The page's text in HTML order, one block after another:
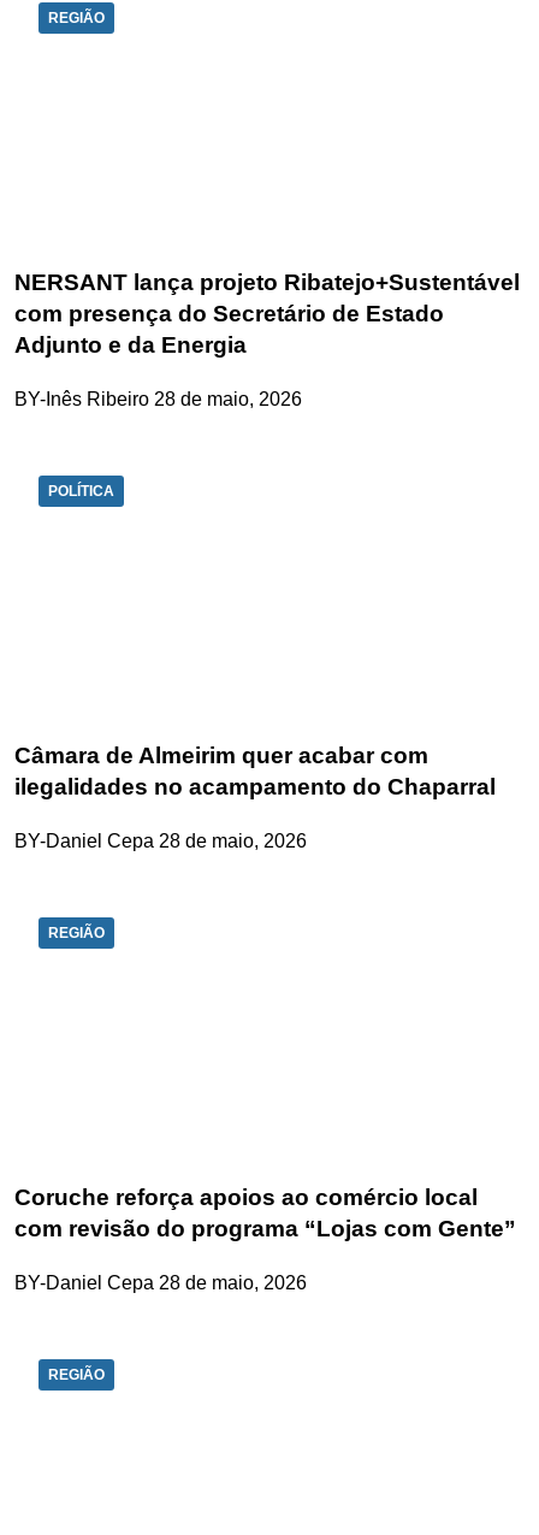
REGIÃO
NERSANT lança projeto Ribatejo+Sustentável
com presença do Secretário de Estado
Adjunto e da Energia
BY-Inês Ribeiro 28 de maio, 2026
POLÍTICA
Câmara de Almeirim quer acabar com
ilegalidades no acampamento do Chaparral
BY-Daniel Cepa 28 de maio, 2026
REGIÃO
Coruche reforça apoios ao comércio local
com revisão do programa “Lojas com Gente”
BY-Daniel Cepa 28 de maio, 2026
REGIÃO